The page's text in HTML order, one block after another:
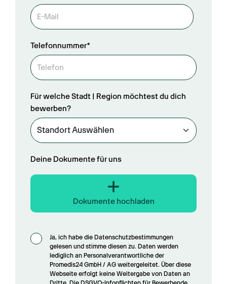
Telefonnummer*
Für welche Stadt | Region möchtest du dich
bewerben?
Deine Dokumente für uns
Dokumente hochladen
Ja, ich habe die Datenschutzbestimmungen
gelesen und stimme diesen zu. Daten werden
lediglich an Personalverantwortliche der
Promedis24 GmbH / AG weitergeleitet. Über diese
Webseite erfolgt keine Weitergabe von Daten an